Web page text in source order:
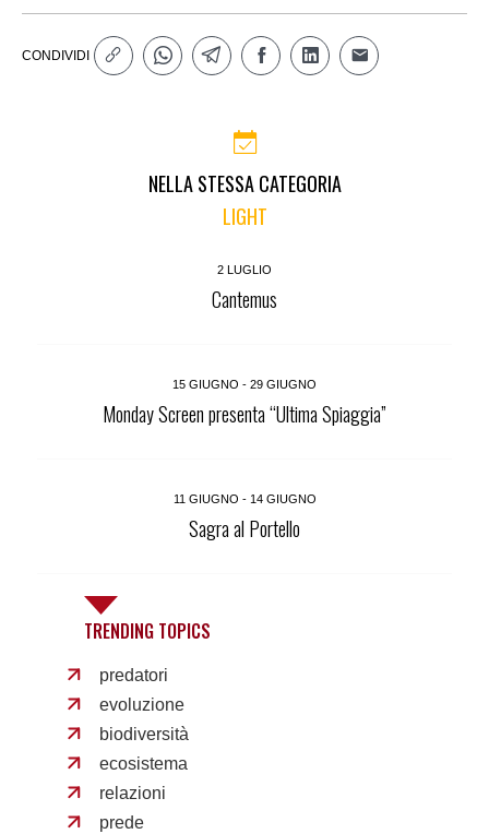
CONDIVIDI
NELLA STESSA CATEGORIA
LIGHT
2 LUGLIO
Cantemus
15 GIUGNO - 29 GIUGNO
Monday Screen presenta “Ultima Spiaggia”
11 GIUGNO - 14 GIUGNO
Sagra al Portello
TRENDING TOPICS
predatori
evoluzione
biodiversità
ecosistema
relazioni
prede